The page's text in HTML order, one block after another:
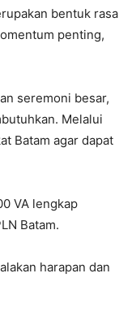
bentuk rasa
penting,
seremoni besar,
Melalui
Batam agar dapat
VA lengkap
Batam.
harapan dan